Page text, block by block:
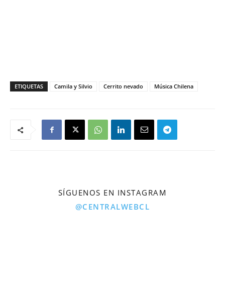
ETIQUETAS Camila y Silvio Cerrito nevado Música Chilena
SÍGUENOS EN INSTAGRAM
@CENTRALWEBCL